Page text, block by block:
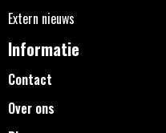
Extern nieuws
Informatie
Contact
Over ons